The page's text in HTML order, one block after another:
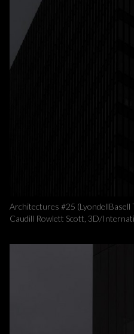
Architectures #25 (LyondellBasell
Caudill Rowlett Scott, 3D/